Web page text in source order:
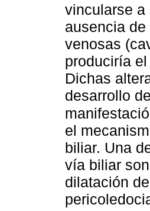
vincularse a
ausencia
venosas
produciría
Dichas
desarrollo
el
biliar. Una
vía biliar
dilatación